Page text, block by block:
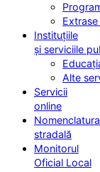
Instituțiile
și serviciile
Alte
Servicii
online
Nomenclatura
stradală
Monitorul
Oficial Local